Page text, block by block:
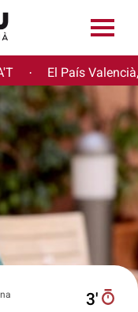
· El País
3′